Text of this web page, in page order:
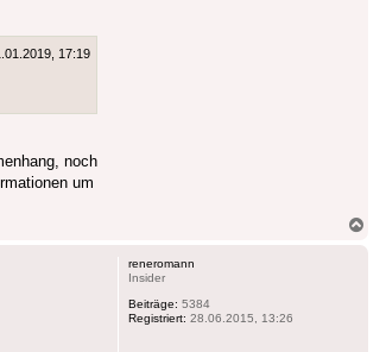
17:19
noch
um
reneromann
Insider
Beiträge: 5384
Registriert: 28.06.2015, 13:26